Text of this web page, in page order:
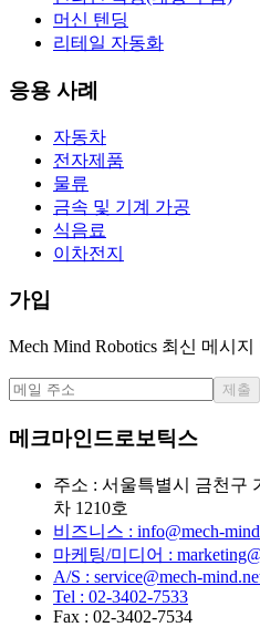
머신 텐딩
리테일 자동화
응용 사례
자동차
전자제품
물류
금속 및 기계 가공
식음료
이차전지
가입
Mech Mind Robotics 최신 메시지
제출
메크마인드로보틱스
주소 : 서울특별시 금천구
차 1210호
비즈니스 : info@mech-
마케팅/미디어 :
A/S : service@mech-
Tel : 02-3402-7533
Fax : 02-3402-7534